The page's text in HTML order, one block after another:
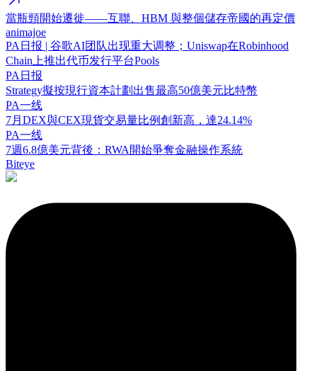
當瓶頸開始遷徙——互聯、HBM 與整個儲存帝國的再定價
animajoe
PA日报 | 谷歌AI团队出现重大调整；Uniswap在Robinhood
Chain上推出代币发行平台Pools
PA日报
Strategy擬按現行資本計劃出售最高50億美元比特幣
PA一线
7月DEX與CEX現貨交易量比例創新高，達24.14%
PA一线
7週6.8億美元背後：RWA開始爭奪金融操作系統
Biteye